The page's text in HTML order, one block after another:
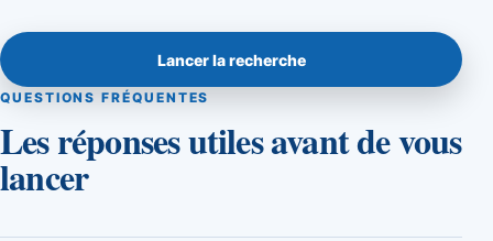
Lancer la recherche
QUESTIONS FRÉQUENTES
Les réponses utiles avant de vous
lancer